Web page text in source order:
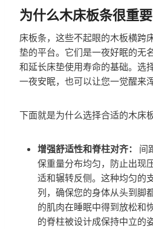
为什么木床板条很重
床板条，这些不起眼的木板横跨
垫的平台。它们是一夜好眠的无
和延长床垫使用寿命的基础。选
一夜安眠，也可以让您一觉醒来
下面就是为什么选择合适的木床
增强舒适性和脊柱对齐：
间
保重量分布均匀，防止出现
适和辗转反侧。这种均匀的
列，确保您的身体从头到脚
的肌肉在睡眠中得到放松和
的脊柱被设计成保持中立的